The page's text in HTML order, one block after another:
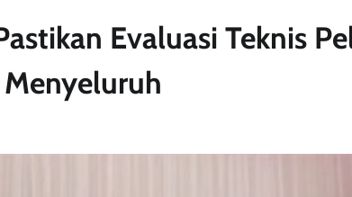
Evaluasi Teknis